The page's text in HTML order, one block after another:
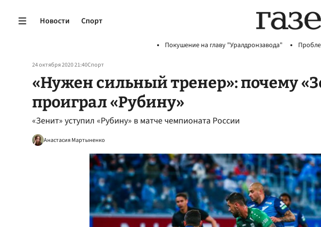
Новости Спорт
Покушение на главу "Уралдронзавода"
24 октября 2020 21:40Спорт
«Нужен сильный тренер»: почему
проиграл «Рубину»
«Зенит» уступил «Рубину» в матче чемпионата России
Анастасия Мартыненко